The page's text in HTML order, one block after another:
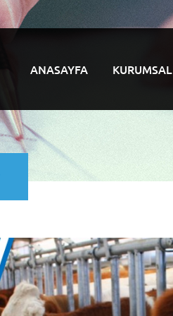
ANASAYFA KURUMSAL